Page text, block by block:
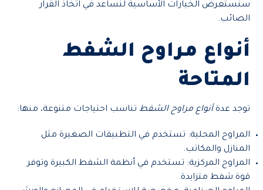
سنستعرض الخيارات الأساسية لنساعد في اتخاذ القرار
الصائب.
أنواع مراوح الشفط
المتاحة
توجد عدةأنواع مراوح الشفط تناسب احتياجات متنوعة، منها:
المراوح المحلية: تستخدم في التطبيقات الصغيرة مثل
المنازل والمكاتب.
المراوح المركزية: تستخدم في أنظمة الشفط الكبيرة وتوفر
قوة شفط متزايدة.